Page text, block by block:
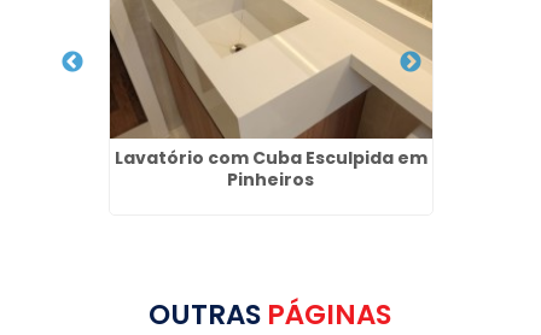
Lavatório com Cuba Esculpida em
Pinheiros
OUTRAS PÁGINAS